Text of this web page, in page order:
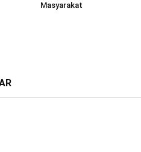
Masyarakat